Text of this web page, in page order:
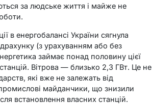
за людське життя і майже не
в енергобалансі України сягнула
(з урахуванням або без
займає понад половину цієї
Вітрова — близько 2,3 ГВт. Це не
які вже не залежать від
майданчики, що знизили
встановлення власних станцій.